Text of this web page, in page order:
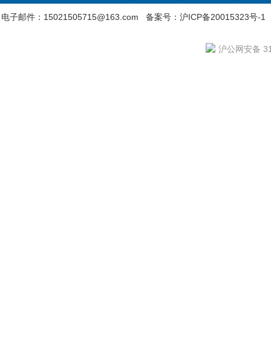
电子邮件：15021505715@163.com 备案号：沪ICP备20015323号-1
沪公网安备